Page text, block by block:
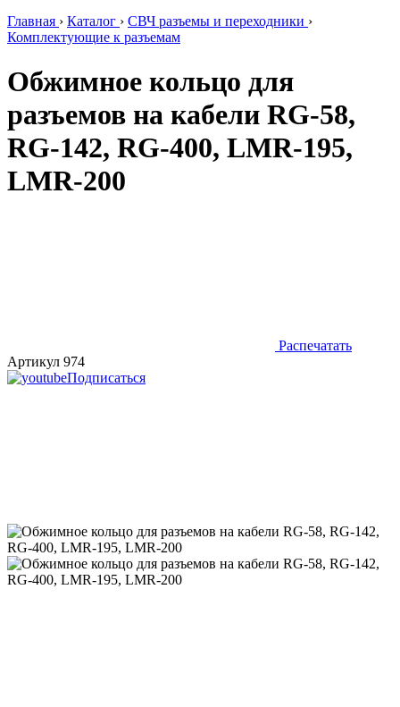
Главная › Каталог › СВЧ разъемы и переходники ›
Комплектующие к разъемам
Обжимное кольцо для
разъемов на кабели RG-58,
RG-142, RG-400, LMR-195,
LMR-200
Распечатать
Артикул 974
Подписаться